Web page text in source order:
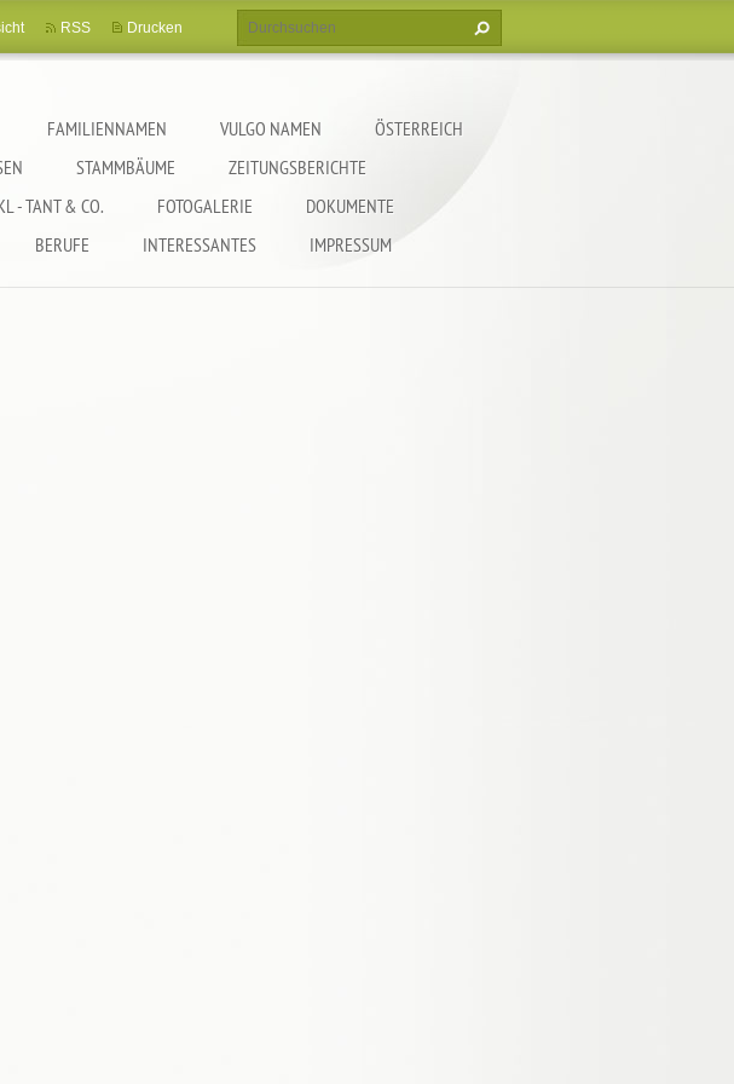
FAMILIENNAMEN VULGO NAMEN
ÖSTERREICH
STAMMBÄUME
ZEITUNGSBERICHTE
- TANT & CO.
FOTOGALERIE
DOKUMENTE
BERUFE INTERESSANTES IMPRESSUM
RSS Drucken